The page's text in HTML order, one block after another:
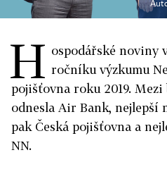
H ospodářské noviny
ročníku výzkumu
pojišťovna roku 2019.
odnesla Air Bank, nejlepší
pak Česká pojišťovna a
NN.